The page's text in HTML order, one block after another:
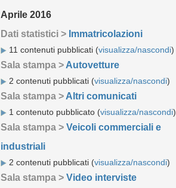
Aprile 2016
Dati statistici > Immatricolazioni
11 contenuti pubblicati (visualizza/nascondi)
Sala stampa > Autovetture
2 contenuti pubblicati (visualizza/nascondi)
Sala stampa > Altri comunicati
1 contenuto pubblicato (visualizza/nascondi)
Sala stampa > Veicoli commerciali e
industriali
2 contenuti pubblicati (visualizza/nascondi)
Sala stampa > Video interviste